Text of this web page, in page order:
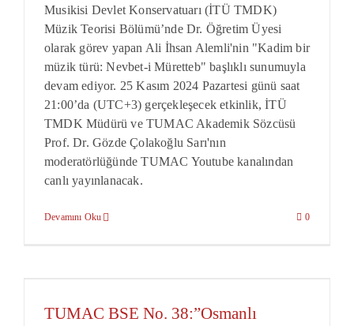
Musikisi Devlet Konservatuarı (İTÜ TMDK)
Müzik Teorisi Bölümü’nde Dr. Öğretim Üyesi
olarak görev yapan Ali İhsan Alemli'nin "Kadim bir
müzik türü: Nevbet-i Müretteb" başlıklı sunumuyla
devam ediyor. 25 Kasım 2024 Pazartesi günü saat
21:00’da (UTC+3) gerçekleşecek etkinlik, İTÜ
TMDK Müdürü ve TUMAC Akademik Sözcüsü
Prof. Dr. Gözde Çolakoğlu Sarı'nın
moderatörlüğünde TUMAC Youtube kanalından
canlı yayınlanacak.
Devamını Oku 0
TUMAC BSE No. 38:”Osmanlı